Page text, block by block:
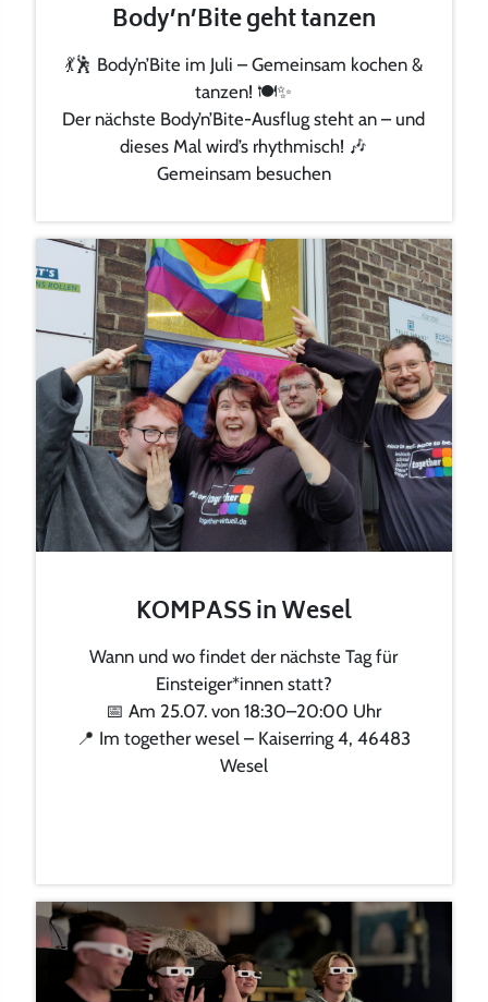
Body’n’Bite geht tanzen
💃🕺 Body’n’Bite im Juli – Gemeinsam kochen &
tanzen! 🍽️✨
Der nächste Body’n’Bite-Ausflug steht an – und
dieses Mal wird’s rhythmisch! 🎶
Gemeinsam besuchen
KOMPASS in Wesel
Wann und wo findet der nächste Tag für
Einsteiger*innen statt?
📅 Am 25.07. von 18:30–20:00 Uhr
📍 Im together wesel – Kaiserring 4, 46483
Wesel